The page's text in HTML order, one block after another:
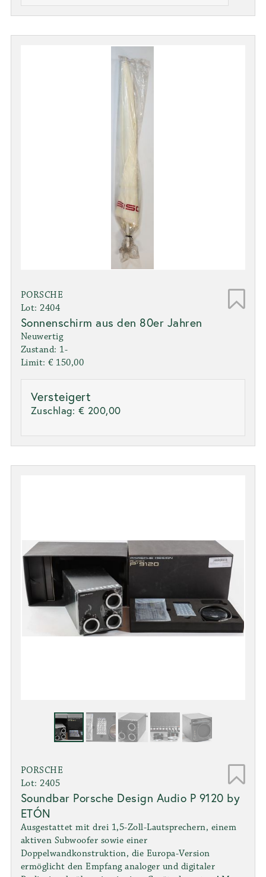
PORSCHE
Lot: 2404
Sonnenschirm aus den 80er Jahren
Neuwertig
Zustand: 1-
Limit: € 150,00
Versteigert
Zuschlag: € 200,00
PORSCHE
Lot: 2405
Soundbar Porsche Design Audio P 9120 by
ETÓN
Ausgestattet mit drei 1,5-Zoll-Lautsprechern, einem
aktiven Subwoofer sowie einer
Doppelwandkonstruktion, die Europa-Version
ermöglicht den Empfang analoger und digitaler